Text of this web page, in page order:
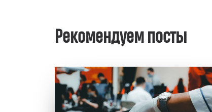
Рекомендуем посты